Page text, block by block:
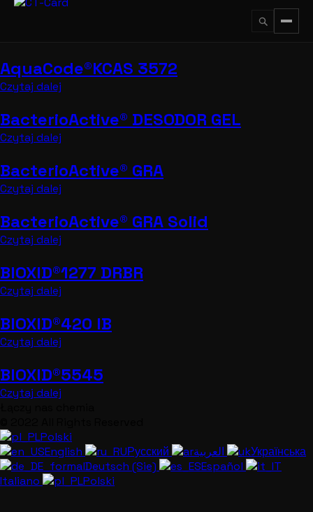
Przejdź
AquaCode®KCAS 3572
Czytaj dalej
BacterioActive® DESODOR GEL
Czytaj dalej
BacterioActive® GRA
Czytaj dalej
BacterioActive® GRA Solid
Czytaj dalej
BIOXID®1277 DRBR
Czytaj dalej
BIOXID®420 IB
Czytaj dalej
BIOXID®5545
Czytaj dalej
Polski
English
Русский
Українська
Deutsch (Sie)
Español
Italiano
Polski